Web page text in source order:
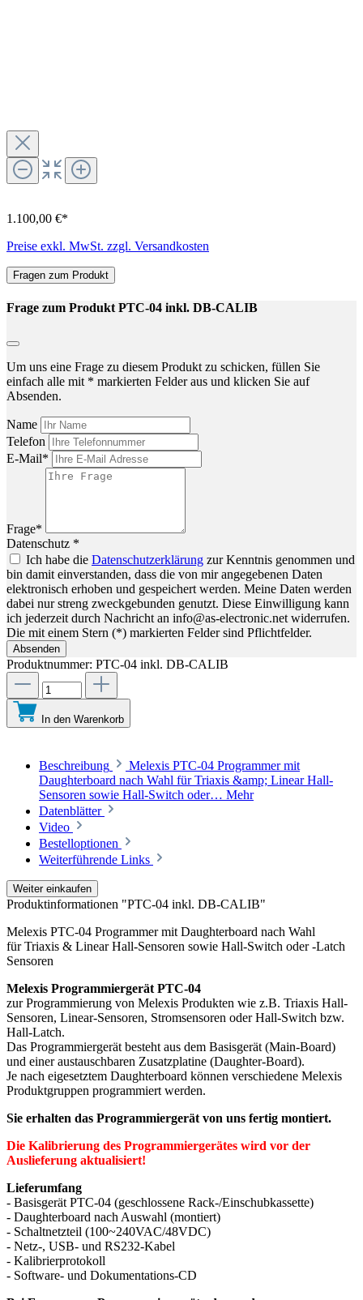
1.100,00 €*
Preise exkl. MwSt. zzgl. Versandkosten
Fragen zum Produkt
Frage zum Produkt PTC-04 inkl. DB-CALIB
Um uns eine Frage zu diesem Produkt zu schicken, füllen Sie
einfach alle mit * markierten Felder aus und klicken Sie auf
Absenden.
Name
Telefon
E-Mail*
Frage*
Datenschutz *
Ich habe die Datenschutzerklärung zur Kenntnis genommen und
bin damit einverstanden, dass die von mir angegebenen Daten
elektronisch erhoben und gespeichert werden. Meine Daten werden
dabei nur streng zweckgebunden genutzt. Diese Einwilligung kann
ich jederzeit durch Nachricht an info@as-electronic.net widerrufen.
Die mit einem Stern (*) markierten Felder sind Pflichtfelder.
Absenden
Produktnummer: PTC-04 inkl. DB-CALIB
In den Warenkorb
Beschreibung
Melexis PTC-04 Programmer mit
Daughterboard nach Wahl für Triaxis &amp; Linear Hall-
Sensoren sowie Hall-Switch oder… Mehr
Datenblätter
Video
Bestelloptionen
Weiterführende Links
Weiter einkaufen
Produktinformationen "PTC-04 inkl. DB-CALIB"
Melexis PTC-04 Programmer mit Daughterboard nach Wahl
für Triaxis & Linear Hall-Sensoren sowie Hall-Switch oder -Latch
Sensoren
Melexis Programmiergerät PTC-04
zur Programmierung von Melexis Produkten wie z.B. Triaxis Hall-
Sensoren, Linear-Sensoren, Stromsensoren oder Hall-Switch bzw.
Hall-Latch.
Das Programmiergerät besteht aus dem Basisgerät (Main-Board)
und einer austauschbaren Zusatzplatine (Daughter-Board).
Je nach eigesetztem Daughterboard können verschiedene Melexis
Produktgruppen programmiert werden.
Sie erhalten das Programmiergerät von uns fertig montiert.
Die Kalibrierung des Programmiergerätes wird vor der
Auslieferung aktualisiert!
Lieferumfang
- Basisgerät PTC-04 (geschlossene Rack-/Einschubkassette)
- Daughterboard nach Auswahl (montiert)
- Schaltnetzteil (100~240VAC/48VDC)
- Netz-, USB- und RS232-Kabel
- Kalibrierprotokoll
- Software- und Dokumentations-CD